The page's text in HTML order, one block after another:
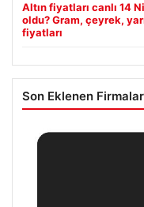
Altın fiyatları canlı 14
oldu? Gram, çeyrek,
fiyatları
Son Eklenen Firmalar